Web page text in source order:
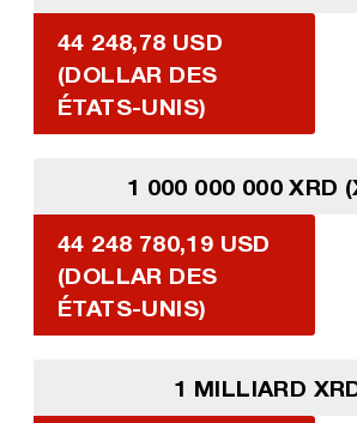
44 248,78 USD
(DOLLAR DES
ÉTATS-UNIS)
1 000 000 000 XRD
44 248 780,19 USD
(DOLLAR DES
ÉTATS-UNIS)
1 MILLIARD